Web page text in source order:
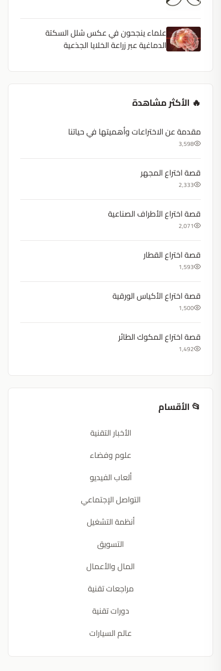
علماء ينجحون في عكس شلل السكتة
الدماغية عبر زراعة الخلايا الجذعية
🔥 الأكثر مشاهدة
مقدمة عن الاختراعات وأهميتها في حياتنا
3,598
قصة اختراع المجهر
2,333
قصة اختراع الأطراف الصناعية
2,071
قصة اختراع القطار
1,593
قصة اختراع الأكياس الورقية
1,500
قصة اختراع المكوك الطائر
1,492
📂 الأقسام
الأخبار التقنية
علوم وفضاء
ألعاب الفيديو
التواصل الإجتماعي
أنظمة التشغيل
التسويق
المال والأعمال
مراجعات تقنية
دورات تقنية
عالم السيارات